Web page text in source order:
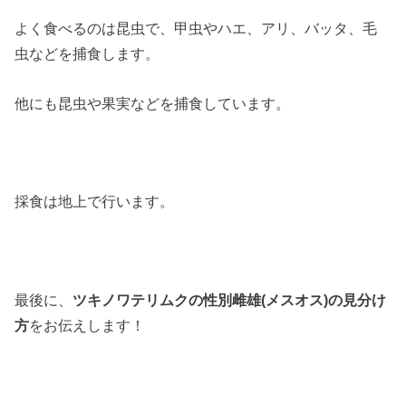
よく食べるのは昆虫で、甲虫やハエ、アリ、バッタ、毛
虫などを捕食します。
他にも昆虫や果実などを捕食しています。
採食は地上で行います。
最後に、 ツキノワテリムクの性別雌雄(メスオス)の見分け
方をお伝えします！